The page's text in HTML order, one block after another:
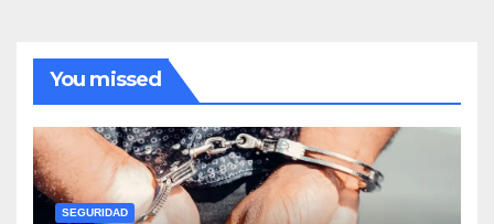
You missed
SEGURIDAD